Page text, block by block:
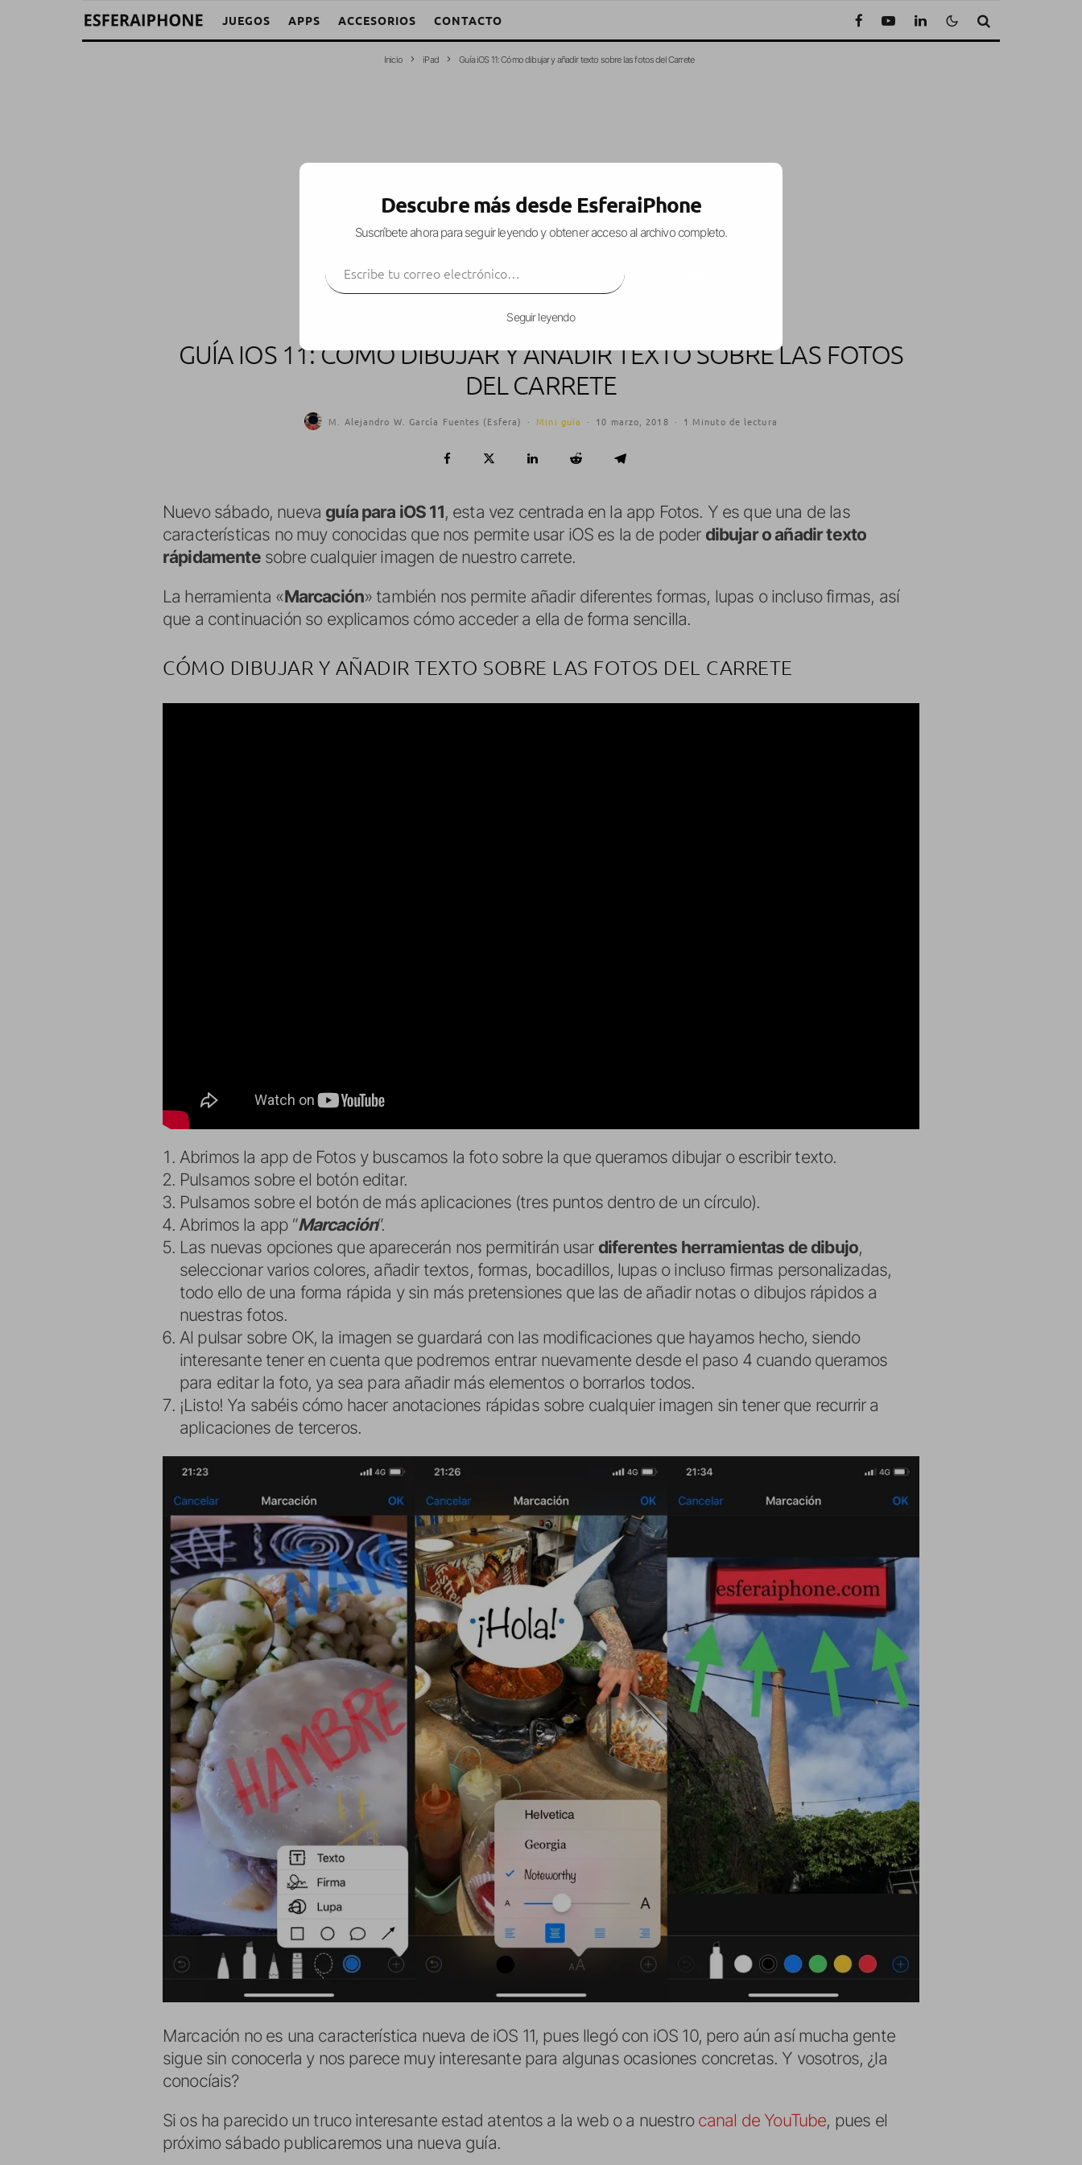
JUEGOS APPS ACCESORIOS CONTACTO
Inicio iPad Guía iOS 11: Cómo dibujar y añadir texto sobre las fotos del Carrete
GUÍA IOS 11: CÓMO DIBUJAR Y AÑADIR TEXTO SOBRE LAS FOTOS
DEL CARRETE
M. Alejandro W. García Fuentes (Esfera) · Mini guía · 10 marzo, 2018 · 1 Minuto de lectura
Nuevo sábado, nueva guía para iOS 11, esta vez centrada en la app Fotos. Y es que una de las
características no muy conocidas que nos permite usar iOS es la de poder dibujar o añadir texto
rápidamentesobre cualquier imagen de nuestro carrete.
La herramienta «Marcación» también nos permite añadir diferentes formas, lupas o incluso firmas, así
que a continuación so explicamos cómo acceder a ella de forma sencilla.
CÓMO DIBUJAR Y AÑADIR TEXTO SOBRE LAS FOTOS DEL CARRETE
Abrimos la app de Fotos y buscamos la foto sobre la que queramos dibujar o escribir texto.
Pulsamos sobre el botón editar.
Pulsamos sobre el botón de más aplicaciones (tres puntos dentro de un círculo).
Abrimos la app “Marcación“.
Las nuevas opciones que aparecerán nos permitirán usar diferentes herramientas de dibujo,
seleccionar varios colores, añadir textos, formas, bocadillos, lupas o incluso firmas personalizadas,
todo ello de una forma rápida y sin más pretensiones que las de añadir notas o dibujos rápidos a
nuestras fotos.
Al pulsar sobre OK, la imagen se guardará con las modificaciones que hayamos hecho, siendo
interesante tener en cuenta que podremos entrar nuevamente desde el paso 4 cuando queramos
para editar la foto, ya sea para añadir más elementos o borrarlos todos.
¡Listo! Ya sabéis cómo hacer anotaciones rápidas sobre cualquier imagen sin tener que recurrir a
aplicaciones de terceros.
Marcación no es una característica nueva de iOS 11, pues llegó con iOS 10, pero aún así mucha gente
sigue sin conocerla y nos parece muy interesante para algunas ocasiones concretas. Y vosotros, ¿la
conocíais?
Si os ha parecido un truco interesante estad atentos a la web o a nuestro canal de YouTube, pues el
próximo sábado publicaremos una nueva guía.
Descubre más desde EsferaiPhone
Suscríbete ahora para seguir leyendo y obtener acceso al archivo completo.
Seguir leyendo